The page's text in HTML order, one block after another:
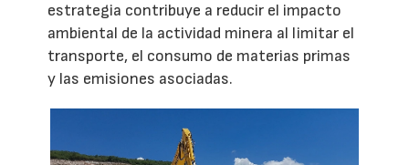
estrategia contribuye a reducir el impacto
ambiental de la actividad minera al limitar el
transporte, el consumo de materias primas
y las emisiones asociadas.